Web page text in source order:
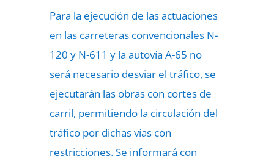
Para la ejecución de las actuaciones
en las carreteras convencionales N-
120 y N-611 y la autovía A-65 no
será necesario desviar el tráfico, se
ejecutarán las obras con cortes de
carril, permitiendo la circulación del
tráfico por dichas vías con
restricciones. Se informará con